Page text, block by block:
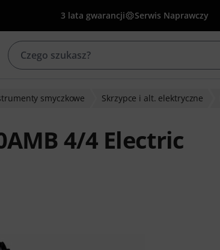
3 lata gwarancji Serwis Naprawczy
smyczkowe Skrzypce i alt. elektryczne
4/4 Electric